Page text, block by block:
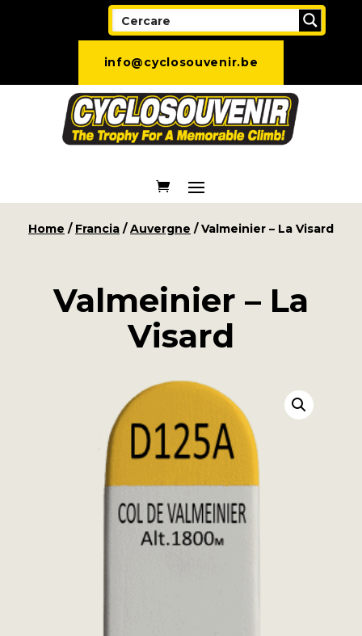
info@cyclosouvenir.be
Home / Francia/Auvergne / Valmeinier – La Visard
Valmeinier – La
Visard